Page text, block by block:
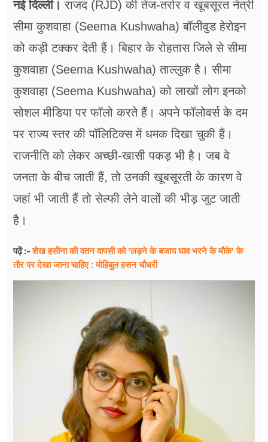
नई दिल्ली। राजद (RJD) की तेज-तर्रार व खूबसूरत नेत्री
सीमा कुशवाहा (Seema Kushwaha) बॉलीवुड हेरोइन
को कड़ी टक्कर देती हैं। बिहार के रोहतास जिले से सीमा
कुशवाहा (Seema Kushwaha) ताल्लुक है। सीमा
कुशवाहा (Seema Kushwaha) को लाखों लोग इनको
सोशल मीडिया पर फॉलो करते हैं। अपने फॉलोवर्स के दम
पर राज्य स्तर की पॉलिटिक्स में धमक दिखा चुकी हैं।
राजनीति को लेकर अच्छी-खासी पकड़ भी है। जब वे
जनता के बीच जाती हैं, तो उनकी खूबसूरती के कारण वे
जहां भी जाती हैं तो सेल्फी लेने वालों की भीड़ जुट जाती
है।
पढ़ें :-शेख हसीना की वतन वापसी को 'लड़ने के बजाय घाव भरने के मौके' के
तौर पर देखा जाना चाहिए : मोहिबुल हसन चौधरी